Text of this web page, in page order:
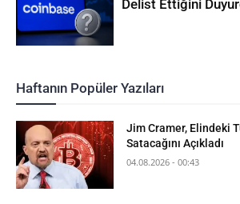
Delist Ettiğini
Haftanın Popüler Yazıları
Jim Cramer, Elindeki
Satacağını Açıkladı
04.08.2026 - 00:43